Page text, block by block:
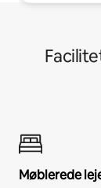
Møblerede